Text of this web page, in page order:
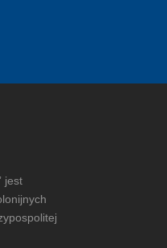
jest